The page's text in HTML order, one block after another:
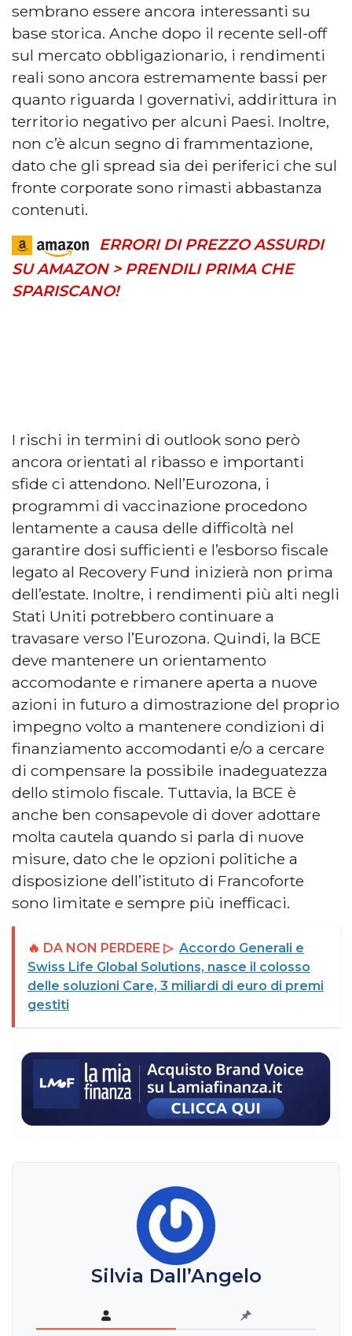
sembrano essere ancora interessanti su
base storica. Anche dopo il recente sell-off
sul mercato obbligazionario, i rendimenti
reali sono ancora estremamente bassi per
quanto riguarda I governativi, addirittura in
territorio negativo per alcuni Paesi. Inoltre,
non c’è alcun segno di frammentazione,
dato che gli spread sia dei periferici che sul
fronte corporate sono rimasti abbastanza
contenuti.
ERRORI DI PREZZO ASSURDI
SU AMAZON > PRENDILI PRIMA CHE
SPARISCANO!
I rischi in termini di outlook sono però
ancora orientati al ribasso e importanti
sfide ci attendono. Nell’Eurozona, i
programmi di vaccinazione procedono
lentamente a causa delle difficoltà nel
garantire dosi sufficienti e l’esborso fiscale
legato al Recovery Fund inizierà non prima
dell’estate. Inoltre, i rendimenti più alti negli
Stati Uniti potrebbero continuare a
travasare verso l’Eurozona. Quindi, la BCE
deve mantenere un orientamento
accomodante e rimanere aperta a nuove
azioni in futuro a dimostrazione del proprio
impegno volto a mantenere condizioni di
finanziamento accomodanti e/o a cercare
di compensare la possibile inadeguatezza
dello stimolo fiscale. Tuttavia, la BCE è
anche ben consapevole di dover adottare
molta cautela quando si parla di nuove
misure, dato che le opzioni politiche a
disposizione dell’istituto di Francoforte
sono limitate e sempre più inefficaci.
🔥 DA NON PERDERE ▷ Accordo Generali e
Swiss Life Global Solutions, nasce il colosso
delle soluzioni Care, 3 miliardi di euro di premi
gestiti
Silvia Dall’Angelo